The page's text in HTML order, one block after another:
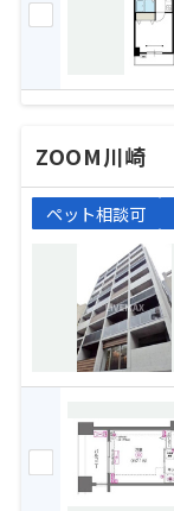
ZOOM川崎
ペット相談可